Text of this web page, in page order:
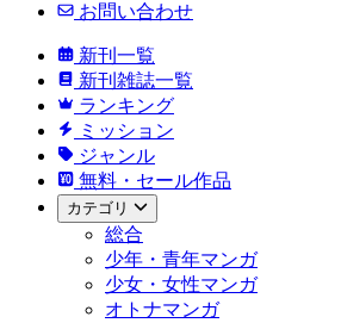
お問い合わせ
新刊一覧
新刊雑誌一覧
ランキング
ミッション
ジャンル
無料・セール作品
カテゴリ
総合
少年・青年マンガ
少女・女性マンガ
オトナマンガ